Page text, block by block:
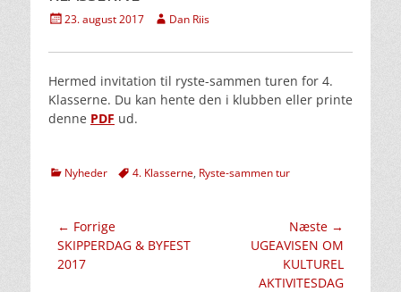
Udgivet
23. august 2017 Forfatter
Dan Riis
Hermed invitation til ryste-sammen turen for 4.
Klasserne. Du kan hente den i klubben eller printe
denne PDF ud.
kategorier
Nyheder Tags4. Klasserne, Ryste-sammen tur
Indlægsnavigation
← Forrige
Forrige
indlæg:
SKIPPERDAG & BYFEST
2017
Næste →
UGEAVISEN OM
KULTUREL
AKTIVITESDAG